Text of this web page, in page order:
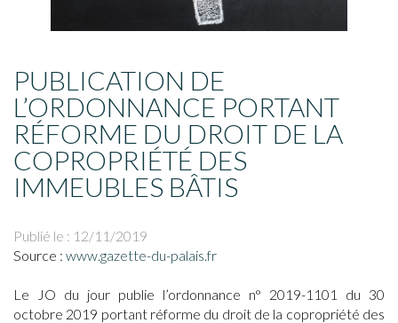
PUBLICATION DE
L’ORDONNANCE PORTANT
RÉFORME DU DROIT DE LA
COPROPRIÉTÉ DES
IMMEUBLES BÂTIS
Publié le : 12/11/2019
Source : www.gazette-du-palais.fr
Le JO du jour publie l’ordonnance n° 2019-1101 du 30
octobre 2019 portant réforme du droit de la copropriété des